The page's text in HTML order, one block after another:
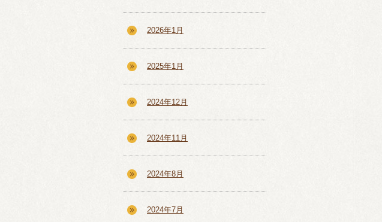
2026年1月
2025年1月
2024年12月
2024年11月
2024年8月
2024年7月